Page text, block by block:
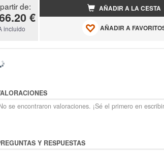
de:
€
incluido
AÑADIR A LA CESTA
AÑADIR A
se encontraron valoraciones. ¡Sé el primero en
Y RESPUESTAS